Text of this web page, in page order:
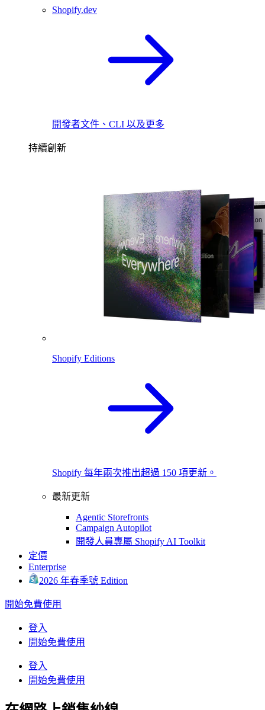
Shopify.dev
開發者文件、CLI 以及更多
持續創新
Shopify Editions
Shopify 每年兩次推出超過 150 項更新。
最新更新
Agentic Storefronts
Campaign Autopilot
開發人員專屬 Shopify AI Toolkit
定價
Enterprise
2026 年春季號 Edition
開始免費使用
登入
開始免費使用
登入
開始免費使用